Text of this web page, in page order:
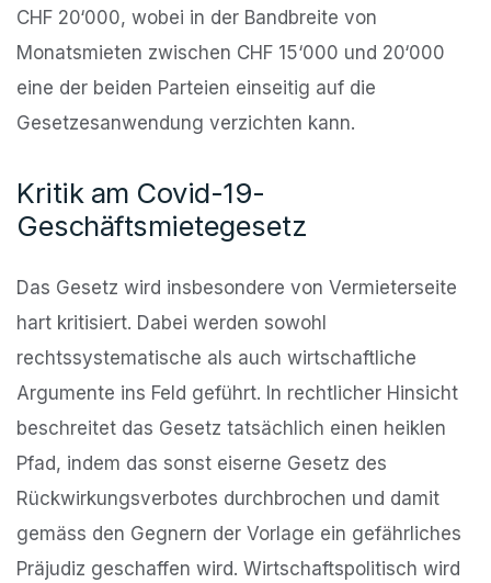
CHF 20‘000, wobei in der Bandbreite von
Monatsmieten zwischen CHF 15‘000 und 20‘000
eine der beiden Parteien einseitig auf die
Gesetzesanwendung verzichten kann.
Kritik am Covid-19-
Geschäftsmietegesetz
Das Gesetz wird insbesondere von Vermieterseite
hart kritisiert. Dabei werden sowohl
rechtssystematische als auch wirtschaftliche
Argumente ins Feld geführt. In rechtlicher Hinsicht
beschreitet das Gesetz tatsächlich einen heiklen
Pfad, indem das sonst eiserne Gesetz des
Rückwirkungsverbotes durchbrochen und damit
gemäss den Gegnern der Vorlage ein gefährliches
Präjudiz geschaffen wird. Wirtschaftspolitisch wird